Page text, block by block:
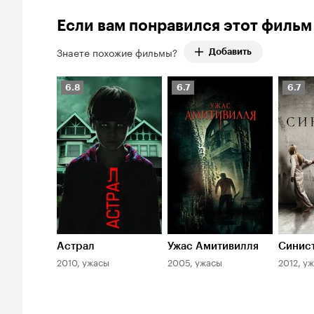
оценок:
86%
Если вам понравился этот фильм
Знаете похожие фильмы? Добавить
Рейтинг
Кинопоиска
6.8
6.8
Астрал
2010, ужасы
Рейтинг
Кинопоиска
6.7
6.7
Ужас Амитивилля
2005, ужасы
6.7
6.7
2012,